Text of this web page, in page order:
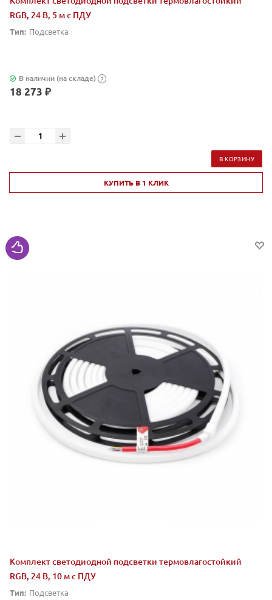
RGB, 24 В, 5 м с ПДУ
Тип: Подсветка
В наличии (на складе) ?
18 273 ₽
В КОРЗИНУ
КУПИТЬ В 1 КЛИК
Комплект светодиодной подсветки термовлагостойкий
RGB, 24 В, 10 м с ПДУ
Тип: Подсветка